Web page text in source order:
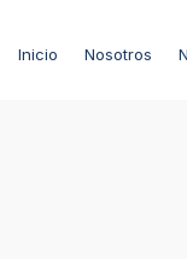
Inicio Nosotros